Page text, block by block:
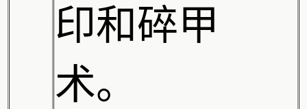
印和碎甲
术。